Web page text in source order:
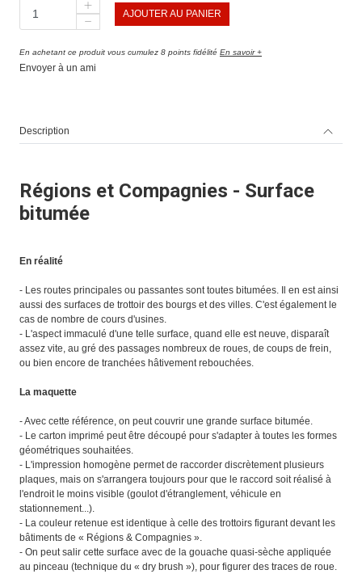
AJOUTER AU PANIER
En achetant ce produit vous cumulez 8 points fidélité En savoir +
Envoyer à un ami
Description
Régions et Compagnies - Surface
bitumée
En réalité
- Les routes principales ou passantes sont toutes bitumées. Il en est ainsi
aussi des surfaces de trottoir des bourgs et des villes. C'est également le
cas de nombre de cours d'usines.
- L'aspect immaculé d'une telle surface, quand elle est neuve, disparaît
assez vite, au gré des passages nombreux de roues, de coups de frein,
ou bien encore de tranchées hâtivement rebouchées.
La maquette
- Avec cette référence, on peut couvrir une grande surface bitumée.
- Le carton imprimé peut être découpé pour s'adapter à toutes les formes
géométriques souhaitées.
- L'impression homogène permet de raccorder discrètement plusieurs
plaques, mais on s'arrangera toujours pour que le raccord soit réalisé à
l'endroit le moins visible (goulot d'étranglement, véhicule en
stationnement...).
- La couleur retenue est identique à celle des trottoirs figurant devant les
bâtiments de « Régions & Compagnies ».
- On peut salir cette surface avec de la gouache quasi-sèche appliquée
au pinceau (technique du « dry brush »), pour figurer des traces de roue.